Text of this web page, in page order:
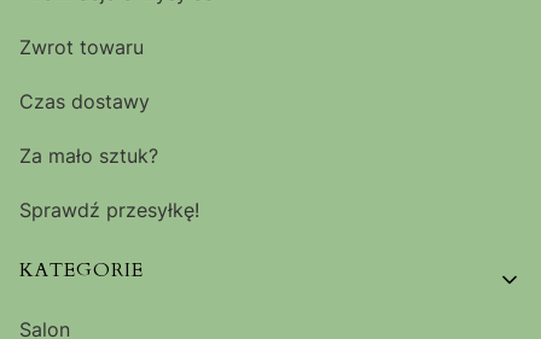
Zwrot towaru
Czas dostawy
Za mało sztuk?
Sprawdź przesyłkę!
KATEGORIE
Salon